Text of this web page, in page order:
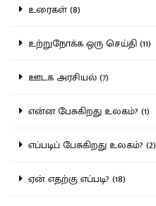
உரைகள் (8)
உற்றுநோக்க ஒரு செய்தி (11)
ஊடக அரசியல் (7)
என்ன பேசுகிறது உலகம்? (1)
எப்படிப் பேசுகிறது உலகம்? (2)
ஏன் எதற்கு எப்படி? (18)